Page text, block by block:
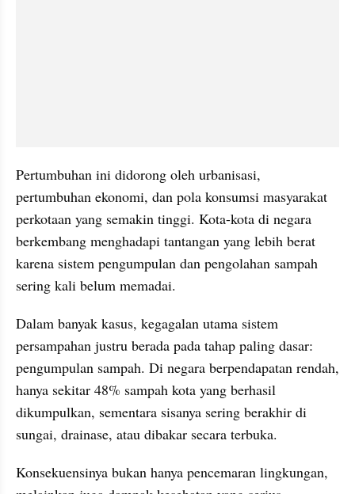
Pertumbuhan ini didorong oleh urbanisasi,
pertumbuhan ekonomi, dan pola konsumsi masyarakat
perkotaan yang semakin tinggi. Kota-kota di negara
berkembang menghadapi tantangan yang lebih berat
karena sistem pengumpulan dan pengolahan sampah
sering kali belum memadai.
Dalam banyak kasus, kegagalan utama sistem
persampahan justru berada pada tahap paling dasar:
pengumpulan sampah. Di negara berpendapatan rendah,
hanya sekitar 48% sampah kota yang berhasil
dikumpulkan, sementara sisanya sering berakhir di
sungai, drainase, atau dibakar secara terbuka.
Konsekuensinya bukan hanya pencemaran lingkungan,